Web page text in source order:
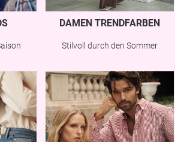
DAMEN TRENDFARBEN
Stilvoll durch den Sommer